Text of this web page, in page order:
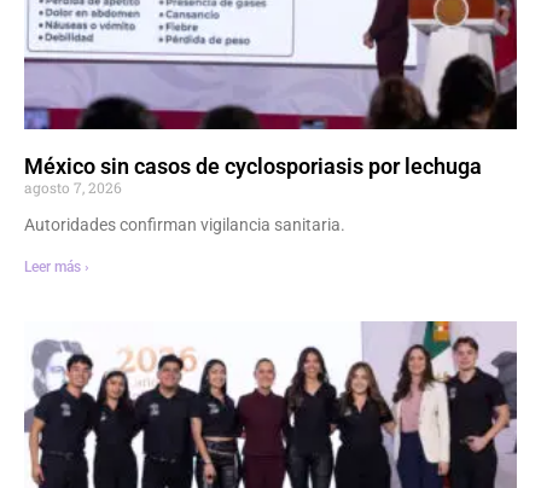
México sin casos de cyclosporiasis por lechuga
agosto 7, 2026
Autoridades confirman vigilancia sanitaria.
Leer más ›